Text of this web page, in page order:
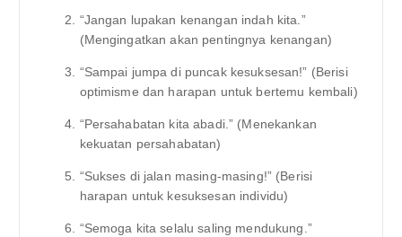
“Jangan lupakan kenangan indah kita.”
(Mengingatkan akan pentingnya kenangan)
“Sampai jumpa di puncak kesuksesan!” (Berisi
optimisme dan harapan untuk bertemu kembali)
“Persahabatan kita abadi.” (Menekankan
kekuatan persahabatan)
“Sukses di jalan masing-masing!” (Berisi
harapan untuk kesuksesan individu)
“Semoga kita selalu saling mendukung.”